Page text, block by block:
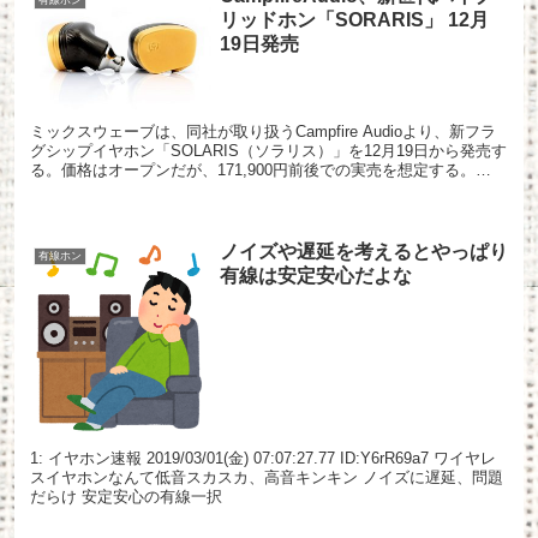
リッドホン「SORARIS」 12月
19日発売
ミックスウェーブは、同社が取り扱うCampfire Audioより、新フラ
グシップイヤホン「SOLARIS（ソラリス）」を12月19日から発売す
る。価格はオープンだが、171,900円前後での実売を想定する。
有線ホン
ノイズや遅延を考えるとやっぱり
有線は安定安心だよな
1: イヤホン速報 2019/03/01(金) 07:07:27.77 ID:Y6rR69a7 ワイヤレ
スイヤホンなんて低音スカスカ、高音キンキン ノイズに遅延、問題
だらけ 安定安心の有線一択